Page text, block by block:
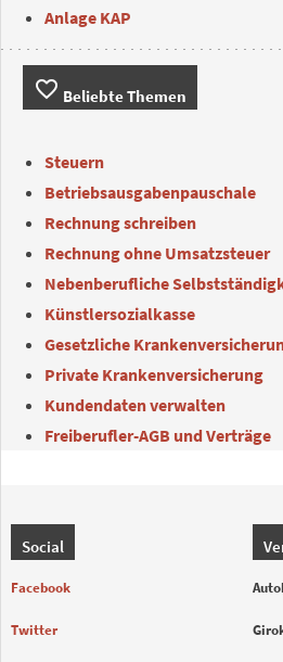
Anlage KAP
favorite_border Beliebte Themen
Steuern
Betriebsausgabenpauschale
Rechnung schreiben
Rechnung ohne Umsatzsteuer
Nebenberufliche
Künstlersozialkasse
Gesetzliche
Private Krankenversicherung
Kundendaten verwalten
Freiberufler-AGB und Verträge
Social
Facebook
Twitter